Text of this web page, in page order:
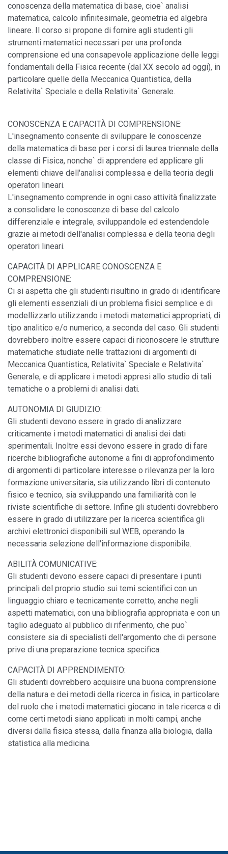
conoscenza della matematica di base, cioe` analisi
matematica, calcolo infinitesimale, geometria ed algebra
lineare. Il corso si propone di fornire agli studenti gli
strumenti matematici necessari per una profonda
comprensione ed una consapevole applicazione delle leggi
fondamentali della Fisica recente (dal XX secolo ad oggi), in
particolare quelle della Meccanica Quantistica, della
Relativita` Speciale e della Relativita` Generale.
CONOSCENZA E CAPACITÀ DI COMPRENSIONE:
L'insegnamento consente di sviluppare le conoscenze
della matematica di base per i corsi di laurea triennale della
classe di Fisica, nonche` di apprendere ed applicare gli
elementi chiave dell'analisi complessa e della teoria degli
operatori lineari.
L'insegnamento comprende in ogni caso attività finalizzate
a consolidare le conoscenze di base del calcolo
differenziale e integrale, sviluppandole ed estendendole
grazie ai metodi dell'analisi complessa e della teoria degli
operatori lineari.
CAPACITÀ DI APPLICARE CONOSCENZA E
COMPRENSIONE:
Ci si aspetta che gli studenti risultino in grado di identificare
gli elementi essenziali di un problema fisici semplice e di
modellizzarlo utilizzando i metodi matematici appropriati, di
tipo analitico e/o numerico, a seconda del caso. Gli studenti
dovrebbero inoltre essere capaci di riconoscere le strutture
matematiche studiate nelle trattazioni di argomenti di
Meccanica Quantistica, Relativita` Speciale e Relativita`
Generale, e di applicare i metodi appresi allo studio di tali
tematiche o a problemi di analisi dati.
AUTONOMIA DI GIUDIZIO:
Gli studenti devono essere in grado di analizzare
criticamente i metodi matematici di analisi dei dati
sperimentali. Inoltre essi devono essere in grado di fare
ricerche bibliografiche autonome a fini di approfondimento
di argomenti di particolare interesse o rilevanza per la loro
formazione universitaria, sia utilizzando libri di contenuto
fisico e tecnico, sia sviluppando una familiarità con le
riviste scientifiche di settore. Infine gli studenti dovrebbero
essere in grado di utilizzare per la ricerca scientifica gli
archivi elettronici disponibili sul WEB, operando la
necessaria selezione dell'informazione disponibile.
ABILITÀ COMUNICATIVE:
Gli studenti devono essere capaci di presentare i punti
principali del proprio studio sui temi scientifici con un
linguaggio chiaro e tecnicamente corretto, anche negli
aspetti matematici, con una bibliografia appropriata e con un
taglio adeguato al pubblico di riferimento, che puo`
consistere sia di specialisti dell'argomento che di persone
prive di una preparazione tecnica specifica.
CAPACITÀ DI APPRENDIMENTO:
Gli studenti dovrebbero acquisire una buona comprensione
della natura e dei metodi della ricerca in fisica, in particolare
del ruolo che i metodi matematici giocano in tale ricerca e di
come certi metodi siano applicati in molti campi, anche
diversi dalla fisica stessa, dalla finanza alla biologia, dalla
statistica alla medicina.